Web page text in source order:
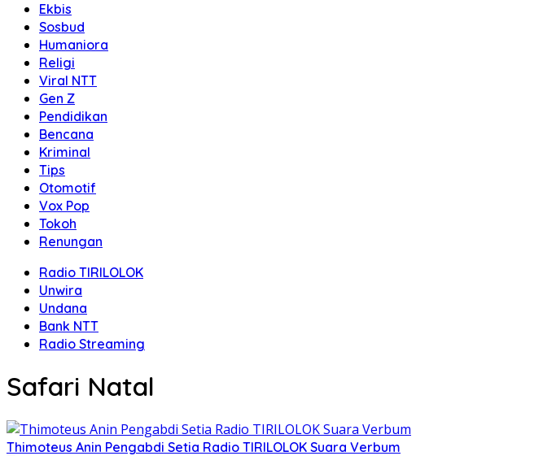
Ekbis
Sosbud
Humaniora
Religi
Viral NTT
Gen Z
Pendidikan
Bencana
Kriminal
Tips
Otomotif
Vox Pop
Tokoh
Renungan
Radio TIRILOLOK
Unwira
Undana
Bank NTT
Radio Streaming
Safari Natal
Thimoteus Anin Pengabdi Setia Radio TIRILOLOK Suara Verbum